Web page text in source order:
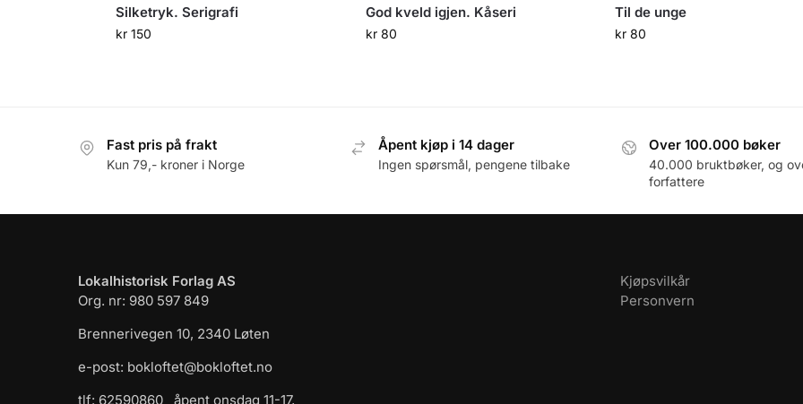
Silketryk. Serigrafi
kr150
God kveld igjen. Kåseri
kr80
Til de unge
kr 80
Fast pris på frakt
Kun 79,- kroner i Norge
Åpent kjøp i 14 dager
Ingen spørsmål, pengene tilbake
Over 100.000 bøker
40.000 bruktbøker, og
forfattere
Lokalhistorisk Forlag AS
Org. nr: 980 597 849
Brennerivegen 10, 2340 Løten
e-post: bokloftet@bokloftet.no
tlf: 62590860 åpent onsdag 11-17,
Kjøpsvilkår
Personvern